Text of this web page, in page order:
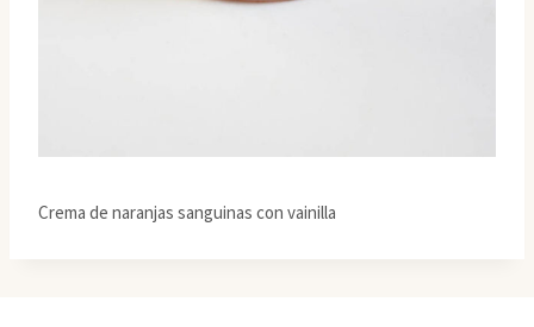
Crema de naranjas sanguinas con vainilla